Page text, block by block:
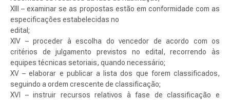
XIII – examinar se as propostas estão em conformidade com as
especificações estabelecidas no
edital;
XIV – proceder à escolha do vencedor de acordo com os
critérios de julgamento previstos no edital, recorrendo às
equipes técnicas setoriais, quando necessário;
XV – elaborar e publicar a lista dos que forem classificados,
seguindo a ordem crescente de classificação;
XVI – instruir recursos relativos à fase de classificação e